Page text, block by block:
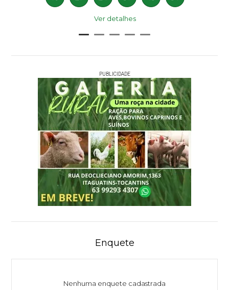
Ver detalhes
PUBLICIDADE
Enquete
Nenhuma enquete cadastrada